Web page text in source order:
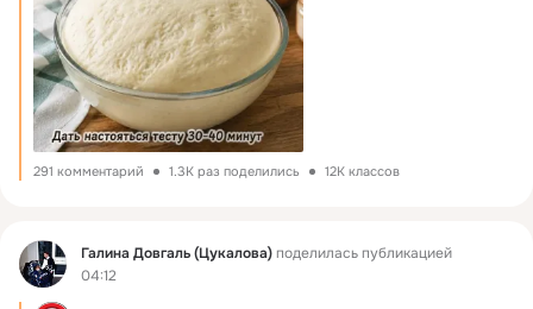
291 комментарий 1.3K раз поделились 12K классов
Фид Галина Довгаль (Цукалова)поделилась публикацией
04:12